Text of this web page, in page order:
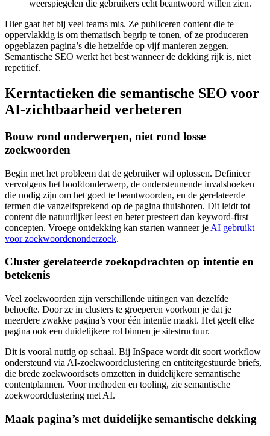
weerspiegelen die gebruikers echt beantwoord willen zien.
Hier gaat het bij veel teams mis. Ze publiceren content die te
oppervlakkig is om thematisch begrip te tonen, of ze produceren
opgeblazen pagina’s die hetzelfde op vijf manieren zeggen.
Semantische SEO werkt het best wanneer de dekking rijk is, niet
repetitief.
Kerntactieken die semantische SEO voor
AI-zichtbaarheid verbeteren
Bouw rond onderwerpen, niet rond losse
zoekwoorden
Begin met het probleem dat de gebruiker wil oplossen. Definieer
vervolgens het hoofdonderwerp, de ondersteunende invalshoeken
die nodig zijn om het goed te beantwoorden, en de gerelateerde
termen die vanzelfsprekend op de pagina thuishoren. Dit leidt tot
content die natuurlijker leest en beter presteert dan keyword-first
concepten. Vroege ontdekking kan starten wanneer je AI gebruikt
voor zoekwoordenonderzoek.
Cluster gerelateerde zoekopdrachten op intentie en
betekenis
Veel zoekwoorden zijn verschillende uitingen van dezelfde
behoefte. Door ze in clusters te groeperen voorkom je dat je
meerdere zwakke pagina’s voor één intentie maakt. Het geeft elke
pagina ook een duidelijkere rol binnen je sitestructuur.
Dit is vooral nuttig op schaal. Bij InSpace wordt dit soort workflow
ondersteund via AI-zoekwoordclustering en entiteitgestuurde briefs,
die brede zoekwoordsets omzetten in duidelijkere semantische
contentplannen. Voor methoden en tooling, zie semantische
zoekwoordclustering met AI.
Maak pagina’s met duidelijke semantische dekking